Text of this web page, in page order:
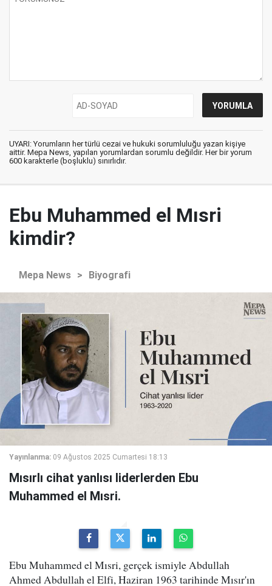
UYARI: Yorumların her türlü cezai ve hukuki sorumluluğu yazan kişiye
aittir. Mepa News, yapılan yorumlardan sorumlu değildir. Her bir yorum
600 karakterle (boşluklu) sınırlıdır.
Ebu Muhammed el Mısri
kimdir?
Mepa News > Biyografi
Yayınlanma: 09 Ağustos 2025 Cumartesi 18:13
Mısırlı cihat yanlısı liderlerden Ebu
Muhammed el Mısri.
Ebu Muhammed el Mısri, gerçek ismiyle Abdullah
Ahmed Abdullah el Elfi, Haziran 1963 tarihinde Mısır'ın